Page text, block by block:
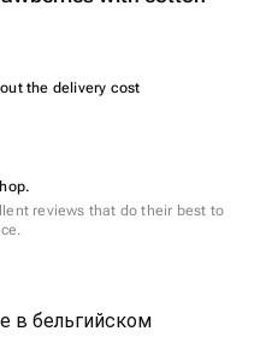
the delivery cost
reviews that do their best to
в бельгийском